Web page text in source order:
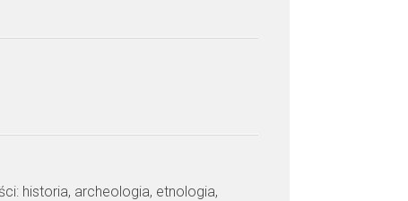
historia, archeologia, etnologia,